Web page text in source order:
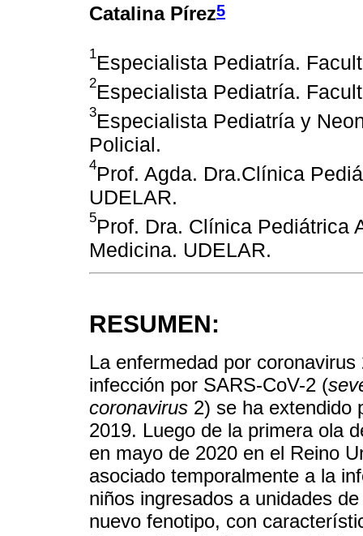
Catalina Pírez5
1Especialista Pediatría.
2Especialista Pediatría.
3Especialista Pediatría y
Policial.
4Prof. Agda. Dra.Clínica
UDELAR.
5Prof. Dra. Clínica Pediátrica
Medicina. UDELAR.
RESUMEN:
La enfermedad por
infección por SARS-CoV-2 (
coronavirus 2) se ha extendido
2019. Luego de la primera ola
en mayo de 2020 en el Reino
asociado temporalmente a la
niños ingresados a unidades
nuevo fenotipo, con